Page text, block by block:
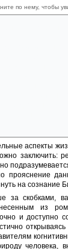
по нему, чтобы
аспекты
заключить:
прояснение
на сознание
за скобками,
из
и доступно
человека,